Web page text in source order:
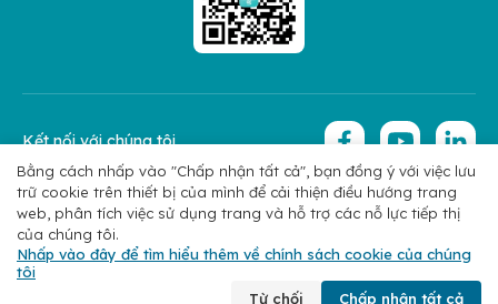
Chính sách bảo mật Copyright 2026 © Hoan My Corporation
Kết nối với chúng tôi
Đặt lịch Liên hệ
Bằng cách nhấp vào "Chấp nhận tất cả", bạn đồng ý với việc lưu
trữ cookie trên thiết bị của mình để cải thiện điều hướng trang
web, phân tích việc sử dụng trang và hỗ trợ các nỗ lực tiếp thị
của chúng tôi.
Nhấp vào đây để tìm hiểu thêm về chính sách cookie của chúng
tôi
Từ chối
Chấp nhận tất cả